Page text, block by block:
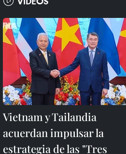
Vietnam y Tailandia
acuerdan impulsar la
estrategia de las "Tres